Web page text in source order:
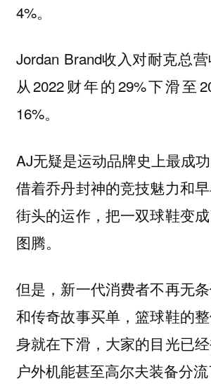
4%。
Jordan Brand收入对耐克总
从2022财年的29%下滑至
16%。
AJ无疑是运动品牌史上最成
借着乔丹封神的竞技魅力和早
街头的运作，把一双球鞋变
图腾。
但是，新一代消费者不再无
和传奇故事买单，篮球鞋的
身就在下滑，大家的目光已经
户外机能甚至高尔夫装备分流